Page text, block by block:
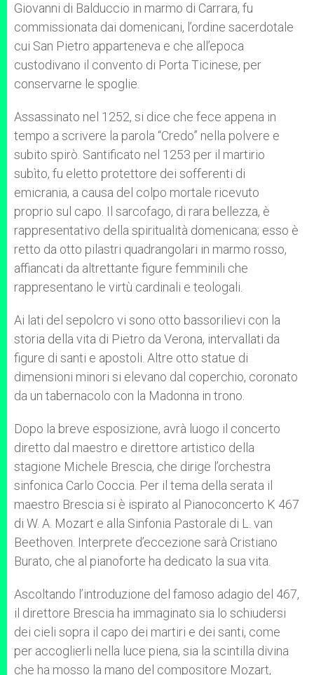
Giovanni di Balduccio in marmo di Carrara, fu
commissionata dai domenicani, l’ordine sacerdotale
cui San Pietro apparteneva e che all’epoca
custodivano il convento di Porta Ticinese, per
conservarne le spoglie.
Assassinato nel 1252, si dice che fece appena in
tempo a scrivere la parola “Credo” nella polvere e
subito spirò. Santificato nel 1253 per il martirio
subìto, fu eletto protettore dei sofferenti di
emicrania, a causa del colpo mortale ricevuto
proprio sul capo. Il sarcofago, di rara bellezza, è
rappresentativo della spiritualità domenicana; esso è
retto da otto pilastri quadrangolari in marmo rosso,
affiancati da altrettante figure femminili che
rappresentano le virtù cardinali e teologali.
Ai lati del sepolcro vi sono otto bassorilievi con la
storia della vita di Pietro da Verona, intervallati da
figure di santi e apostoli. Altre otto statue di
dimensioni minori si elevano dal coperchio, coronato
da un tabernacolo con la Madonna in trono.
Dopo la breve esposizione, avrà luogo il concerto
diretto dal maestro e direttore artistico della
stagione Michele Brescia, che dirige l’orchestra
sinfonica Carlo Coccia. Per il tema della serata il
maestro Brescia si è ispirato al Pianoconcerto K 467
di W. A. Mozart e alla Sinfonia Pastorale di L. van
Beethoven. Interprete d’eccezione sarà Cristiano
Burato, che al pianoforte ha dedicato la sua vita.
Ascoltando l’introduzione del famoso adagio del 467,
il direttore Brescia ha immaginato sia lo schiudersi
dei cieli sopra il capo dei martiri e dei santi, come
per accoglierli nella luce piena, sia la scintilla divina
che ha mosso la mano del compositore Mozart,